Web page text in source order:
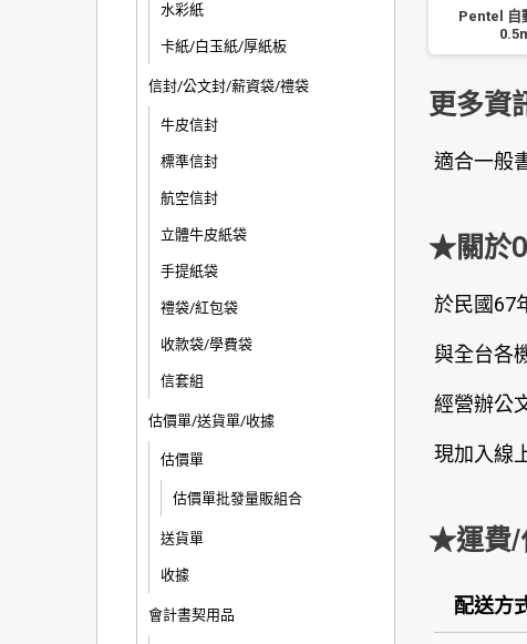
水彩紙
卡紙/白玉紙/厚紙板
信封/公文封/薪資袋/禮袋
牛皮信封
標準信封
航空信封
立體牛皮紙袋
手提紙袋
禮袋/紅包袋
收款袋/學費袋
信套組
估價單/送貨單/收據
估價單
估價單批發量販組合
送貨單
收據
會計書契用品
Pentel 自
更多資
適合一般
★關於
於民國67
與全台各
經營辦公
現加入線
★運費/
配送方